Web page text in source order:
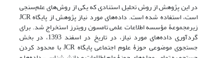
در این پژوهش از روش تحلیل استنادی که یکی از روش‌های علم‌سنجی
است، استفاده شده است. داده‌های مورد نیاز پژوهش از پایگاه JCR
زیرمجموعۀ مؤسسه اطلاعات علمی تامسون رویترز استخراج شد. برای
گردآوری داده‌های مورد نیاز، در تاریخ در اسفند 1393، در بخش
جستجوی موضوعی حوزۀ علوم اجتماعی پایگاه JCR با محدود کردن